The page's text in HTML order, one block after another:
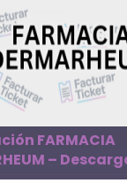
FARMACIA
–